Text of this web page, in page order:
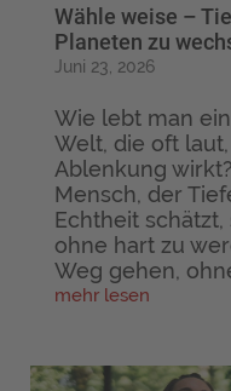
Wähle weise –
Planeten zu
Juni 23, 2026
Wie lebt man
Welt, die oft
Ablenkung
Mensch, der
Echtheit
ohne hart zu
Weg gehen,
mehr lesen